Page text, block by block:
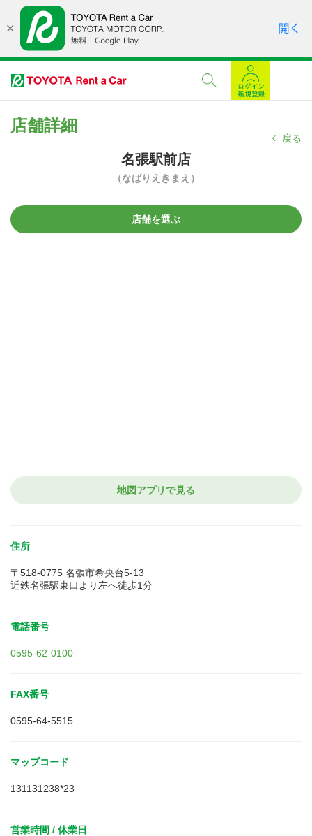
店舗詳細
戻る
名張駅前店
（なばりえきまえ）
店舗を選ぶ
地図アプリで見る
住所
〒518-0775 名張市希央台5-13
近鉄名張駅東口より左へ徒歩1分
電話番号
0595-62-0100
FAX番号
0595-64-5515
マップコード
131131238*23
営業時間 / 休業日